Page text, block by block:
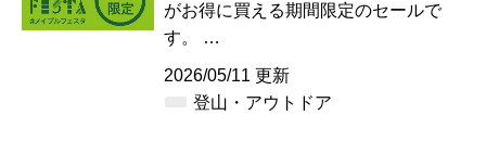
がお得に買える期間限定のセールで
す。 …
2026/05/11 更新
登山・アウトドア